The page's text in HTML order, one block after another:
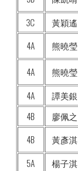
3C
黃穎遙
4A
熊曉瑩
4A
熊曉瑩
4A
譚美銀
4B
廖佩之
4B
黃彥淇
5A
楊子淇